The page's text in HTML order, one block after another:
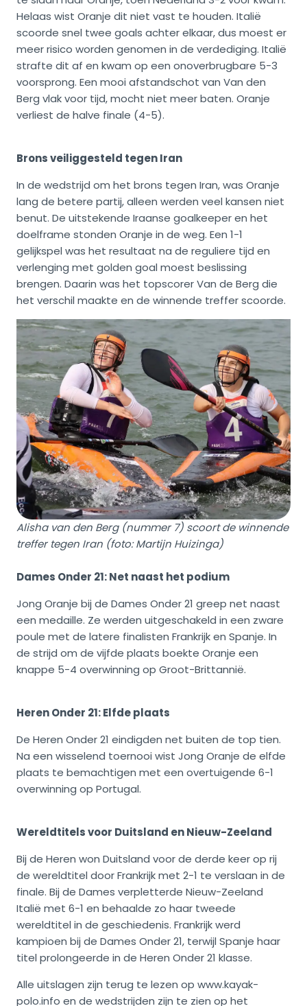
Helaas wist Oranje dit niet vast te houden. Italië
scoorde snel twee goals achter elkaar, dus moest er
meer risico worden genomen in de verdediging. Italië
strafte dit af en kwam op een onoverbrugbare 5-3
voorsprong. Een mooi afstandschot van Van den
Berg vlak voor tijd, mocht niet meer baten. Oranje
verliest de halve finale (4-5).
Brons veiliggesteld tegen Iran
In de wedstrijd om het brons tegen Iran, was Oranje
lang de betere partij, alleen werden veel kansen niet
benut. De uitstekende Iraanse goalkeeper en het
doelframe stonden Oranje in de weg. Een 1-1
gelijkspel was het resultaat na de reguliere tijd en
verlenging met golden goal moest beslissing
brengen. Daarin was het topscorer Van de Berg die
het verschil maakte en de winnende treffer scoorde.
Alisha van den Berg (nummer 7) scoort de winnende
treffer tegen Iran (foto: Martijn Huizinga)
Dames Onder 21: Net naast het podium
Jong Oranje bij de Dames Onder 21 greep net naast
een medaille. Ze werden uitgeschakeld in een zware
poule met de latere finalisten Frankrijk en Spanje. In
de strijd om de vijfde plaats boekte Oranje een
knappe 5-4 overwinning op Groot-Brittannië.
Heren Onder 21: Elfde plaats
De Heren Onder 21 eindigden net buiten de top tien.
Na een wisselend toernooi wist Jong Oranje de elfde
plaats te bemachtigen met een overtuigende 6-1
overwinning op Portugal.
Wereldtitels voor Duitsland en Nieuw-Zeeland
Bij de Heren won Duitsland voor de derde keer op rij
de wereldtitel door Frankrijk met 2-1 te verslaan in de
finale. Bij de Dames verpletterde Nieuw-Zeeland
Italië met 6-1 en behaalde zo haar tweede
wereldtitel in de geschiedenis. Frankrijk werd
kampioen bij de Dames Onder 21, terwijl Spanje haar
titel prolongeerde in de Heren Onder 21 klasse.
Alle uitslagen zijn terug te lezen op www.kayak-
polo.info en de wedstrijden zijn te zien op het